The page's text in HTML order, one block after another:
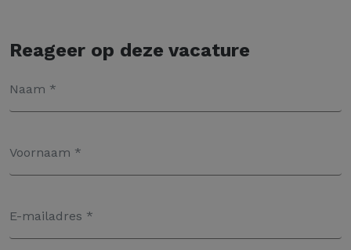
Reageer op deze vacature